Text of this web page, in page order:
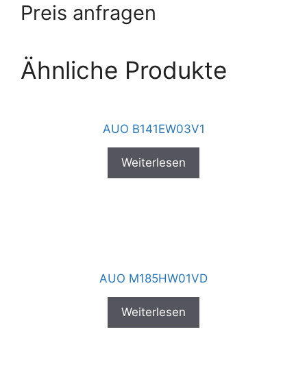
Preis anfragen
Ähnliche Produkte
AUO B141EW03V1
Weiterlesen
AUO M185HW01VD
Weiterlesen